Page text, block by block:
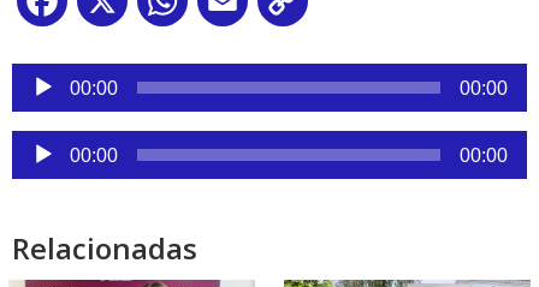
Facebook
X WhatsApp
Email
Reproductor
audio
00:00 00:00
Reproductor
de
00:00 00:00
Relacionadas